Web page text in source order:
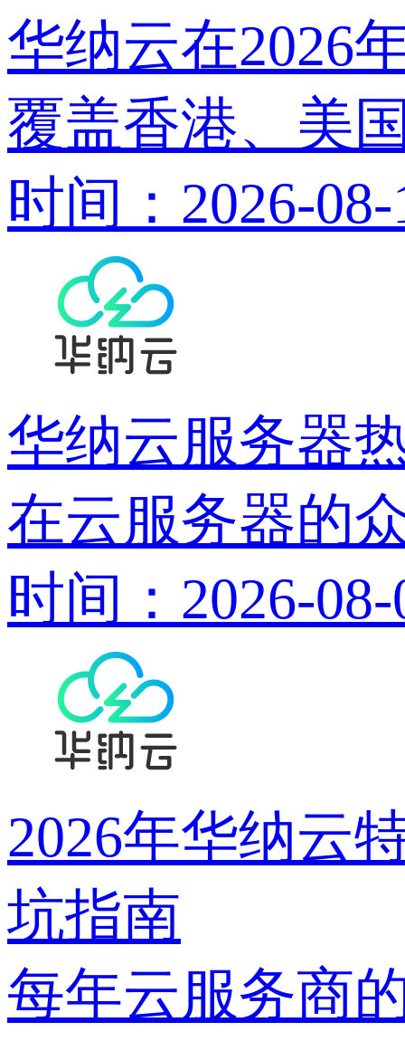
华纳云在2026
覆盖香港、美
时间：2026-08-
华纳云服务器
在云服务器的
时间：2026-08-
2026年华纳云
坑指南
每年云服务商